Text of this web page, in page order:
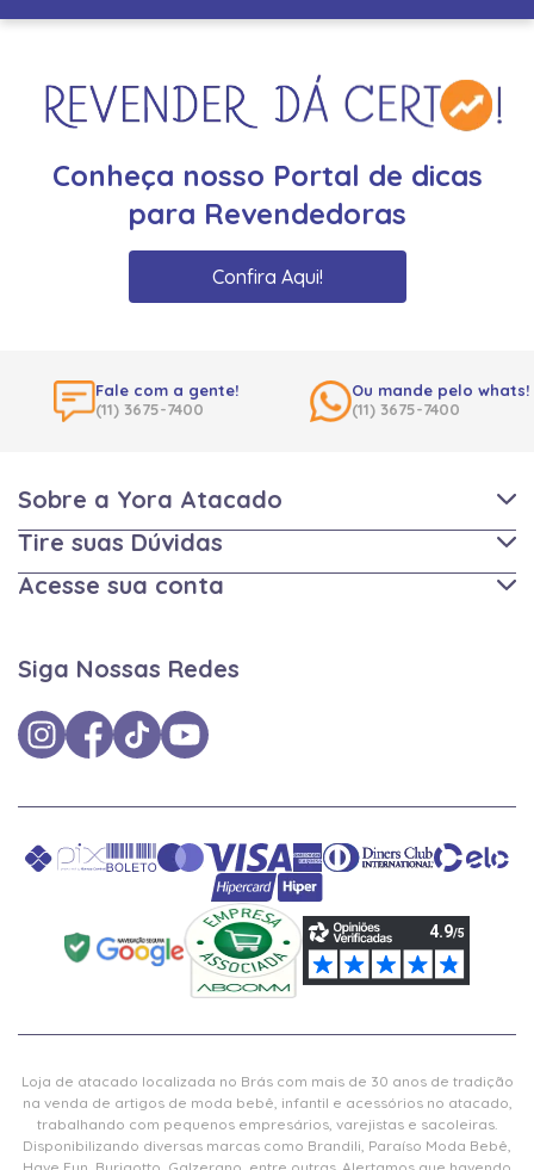
Conheça nosso Portal de dicas
para Revendedoras
Confira Aqui!
Fale com a gente!
(11) 3675-7400
Ou mande pelo whats!
(11) 3675-7400
Sobre a Yora Atacado
Tire suas Dúvidas
Acesse sua conta
Siga Nossas Redes
Loja de atacado localizada no Brás com mais de 30 anos de tradição
na venda de artigos de moda bebê, infantil e acessórios no atacado,
trabalhando com pequenos empresários, varejistas e sacoleiras.
Disponibilizando diversas marcas como Brandili, Paraíso Moda Bebê,